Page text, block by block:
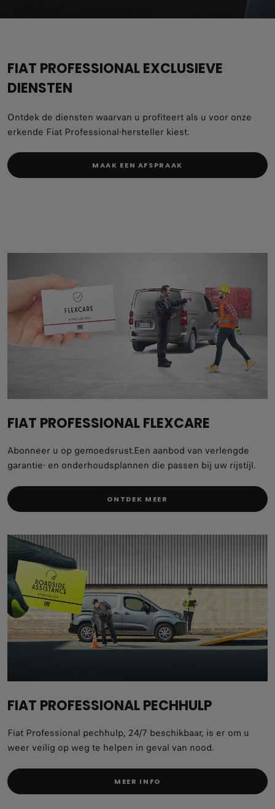
FIAT PROFESSIONAL EXCLUSIEVE
DIENSTEN
Ontdek de diensten waarvan u profiteert als u voor onze
erkende Fiat Professional-hersteller kiest.
MAAK EEN AFSPRAAK
FIAT PROFESSIONAL FLEXCARE
Abonneer u op gemoedsrust.Een aanbod van verlengde
garantie- en onderhoudsplannen die passen bij uw rijstijl.
ONTDEK MEER
FIAT PROFESSIONAL PECHHULP
Fiat Professional pechhulp, 24/7 beschikbaar, is er om u
weer veilig op weg te helpen in geval van nood.
MEER INFO